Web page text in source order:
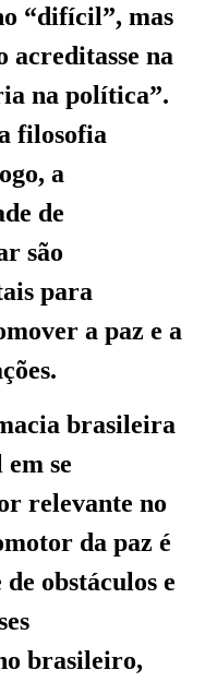
“difícil”, mas
acreditasse na
na política”.
filosofia
a
de
são
para
a paz e a
brasileira
se
relevante no
da paz é
obstáculos e
brasileiro,